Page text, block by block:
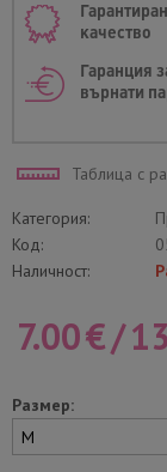
качество
Гаранция
върнати
Таблица с
Категория:
Код:
Наличност:
7.00€/
Размер: